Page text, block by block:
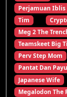
Perjamuan Iblis
Tim
Meg 2 The
Teamskeet Big
Perv Step Mom
Pantat Dan
Japanese Wife
Megalodon The